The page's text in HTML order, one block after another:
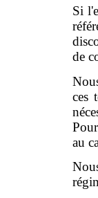
Si
de
ces
au